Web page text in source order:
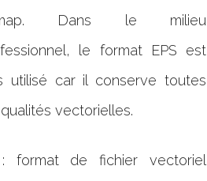
Dans le milieu
le format EPS est
utilisé car il conserve toutes
vectorielles.
format de fichier vectoriel